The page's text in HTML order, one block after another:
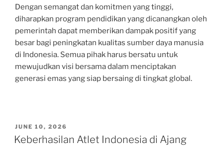
Dengan semangat dan komitmen yang tinggi,
diharapkan program pendidikan yang dicanangkan oleh
pemerintah dapat memberikan dampak positif yang
besar bagi peningkatan kualitas sumber daya manusia
di Indonesia. Semua pihak harus bersatu untuk
mewujudkan visi bersama dalam menciptakan
generasi emas yang siap bersaing di tingkat global.
POSTED
ON
JUNE 10, 2026
Keberhasilan Atlet Indonesia di Ajang